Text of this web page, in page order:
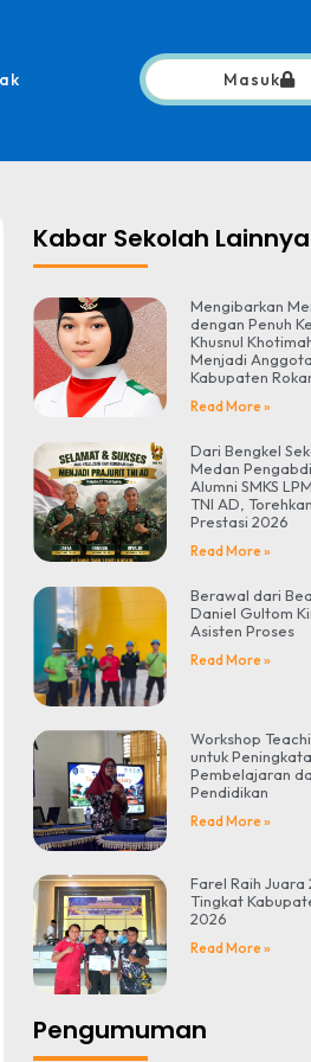
Masuk
Kabar Sekolah Lainnya
Mengibarkan
dengan Penuh
Khusnul
Menjadi
Kabupaten
Read More »
Dari Bengkel
Medan
Alumni SMKS
TNI AD,
Prestasi 2026
Read More »
Berawal dari
Daniel Gultom
Asisten Proses
Read More »
Workshop
untuk
Pembelajaran
Pendidikan
Read More »
Farel Raih Juara
Tingkat
2026
Read More »
Pengumuman